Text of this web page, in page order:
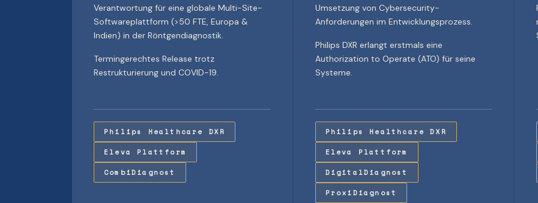
Verantwortung für eine globale Multi-Site-
Softwareplattform (>50 FTE, Europa &
Indien) in der Röntgendiagnostik.
Termingerechtes Release trotz
Restrukturierung und COVID-19.
Philips Healthcare DXR
Eleva Plattform
CombiDiagnost
Umsetzung von Cybersecurity-
Anforderungen im Entwicklungsprozess.
Philips DXR erlangt erstmals eine
Authorization to Operate (ATO) für seine
Systeme.
Philips Healthcare DXR
Eleva Plattform
DigitalDiagnost
ProxiDiagnost